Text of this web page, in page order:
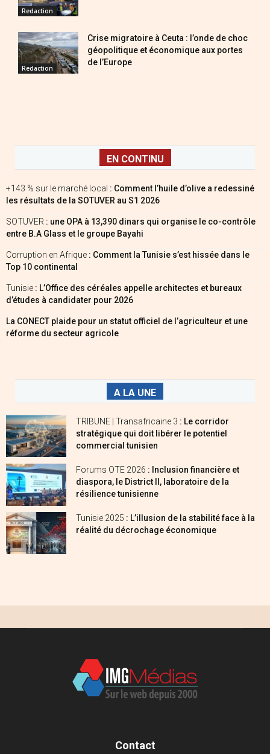
Redaction
Redaction
Crise migratoire à Ceuta : l’onde de choc
géopolitique et économique aux portes
de l’Europe
EN CONTINU
+143 % sur le marché local : Comment l’huile d’olive a redessiné
les résultats de la SOTUVER au S1 2026
SOTUVER : une OPA à 13,390 dinars qui organise le co-contrôle
entre B.A Glass et le groupe Bayahi
Corruption en Afrique : Comment la Tunisie s’est hissée dans le
Top 10 continental
Tunisie : L’Office des céréales appelle architectes et bureaux
d’études à candidater pour 2026
La CONECT plaide pour un statut officiel de l’agriculteur et une
réforme du secteur agricole
A LA UNE
TRIBUNE | Transafricaine 3 : Le corridor
stratégique qui doit libérer le potentiel
commercial tunisien
Forums OTE 2026 : Inclusion financière et
diaspora, le District II, laboratoire de la
résilience tunisienne
Tunisie 2025 : L’illusion de la stabilité face à la
réalité du décrochage économique
Contact